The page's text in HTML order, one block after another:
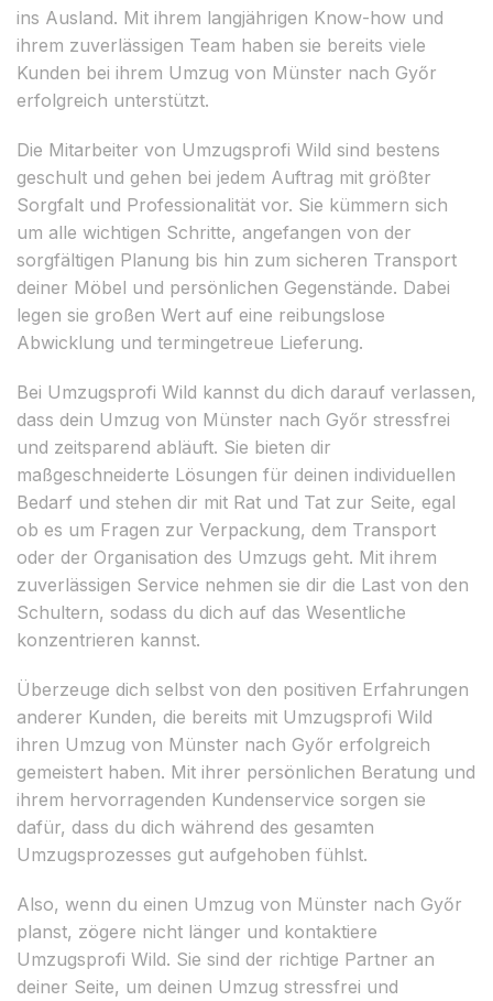
ins Ausland. Mit ihrem langjährigen Know-how und
ihrem zuverlässigen Team haben sie bereits viele
Kunden bei ihrem Umzug von Münster nach Győr
erfolgreich unterstützt.
Die Mitarbeiter von Umzugsprofi Wild sind bestens
geschult und gehen bei jedem Auftrag mit größter
Sorgfalt und Professionalität vor. Sie kümmern sich
um alle wichtigen Schritte, angefangen von der
sorgfältigen Planung bis hin zum sicheren Transport
deiner Möbel und persönlichen Gegenstände. Dabei
legen sie großen Wert auf eine reibungslose
Abwicklung und termingetreue Lieferung.
Bei Umzugsprofi Wild kannst du dich darauf verlassen,
dass dein Umzug von Münster nach Győr stressfrei
und zeitsparend abläuft. Sie bieten dir
maßgeschneiderte Lösungen für deinen individuellen
Bedarf und stehen dir mit Rat und Tat zur Seite, egal
ob es um Fragen zur Verpackung, dem Transport
oder der Organisation des Umzugs geht. Mit ihrem
zuverlässigen Service nehmen sie dir die Last von den
Schultern, sodass du dich auf das Wesentliche
konzentrieren kannst.
Überzeuge dich selbst von den positiven Erfahrungen
anderer Kunden, die bereits mit Umzugsprofi Wild
ihren Umzug von Münster nach Győr erfolgreich
gemeistert haben. Mit ihrer persönlichen Beratung und
ihrem hervorragenden Kundenservice sorgen sie
dafür, dass du dich während des gesamten
Umzugsprozesses gut aufgehoben fühlst.
Also, wenn du einen Umzug von Münster nach Győr
planst, zögere nicht länger und kontaktiere
Umzugsprofi Wild. Sie sind der richtige Partner an
deiner Seite, um deinen Umzug stressfrei und